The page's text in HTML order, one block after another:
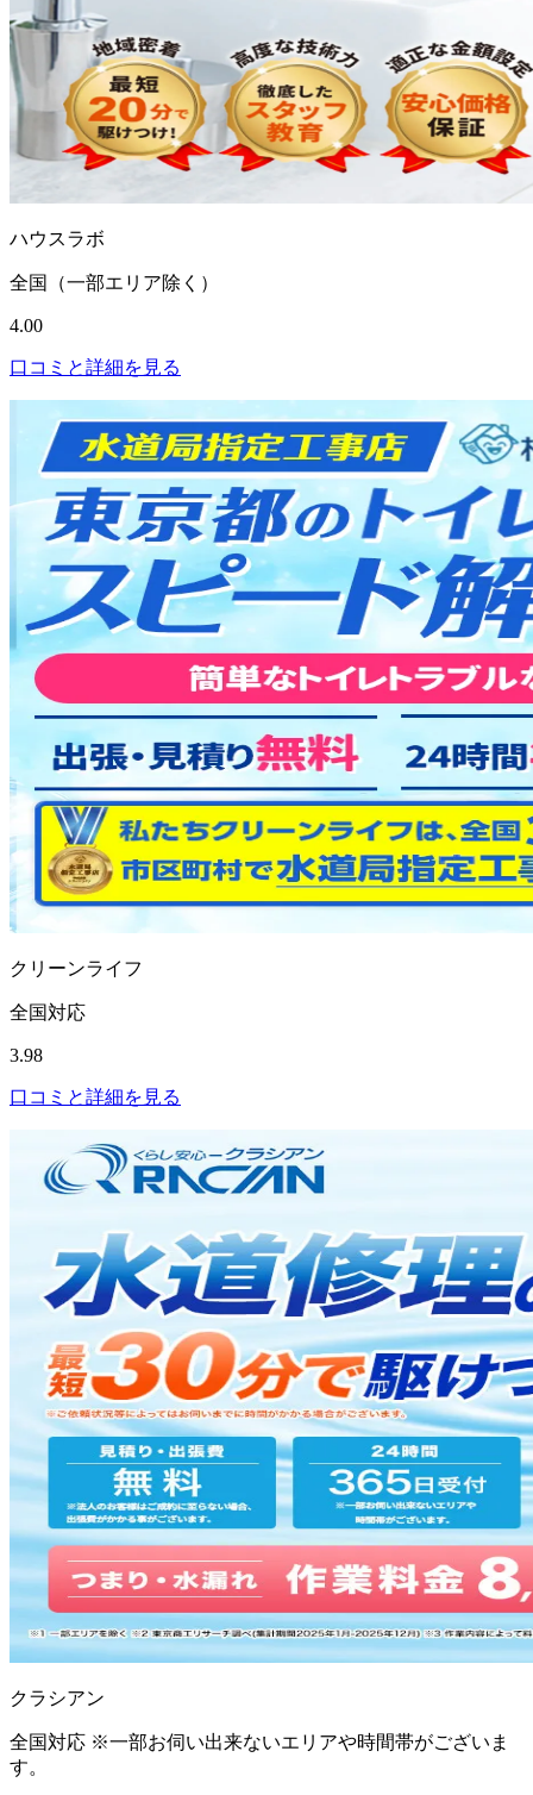
ハウスラボ
全国（一部エリア除く）
4.00
口コミと詳細を見る
クリーンライフ
全国対応
3.98
口コミと詳細を見る
クラシアン
全国対応 ※一部お伺い出来ないエリアや時間帯がございま
す。